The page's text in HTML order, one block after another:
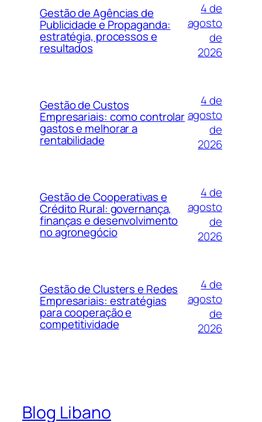
Gestão de Agências de
Publicidade e Propaganda:
estratégia, processos e
resultados
4 de
agosto
de
2026
Gestão de Custos
Empresariais: como controlar
gastos e melhorar a
rentabilidade
4 de
agosto
de
2026
Gestão de Cooperativas e
Crédito Rural: governança,
finanças e desenvolvimento
no agronegócio
4 de
agosto
de
2026
Gestão de Clusters e Redes
Empresariais: estratégias
para cooperação e
competitividade
4 de
agosto
de
2026
Blog Libano